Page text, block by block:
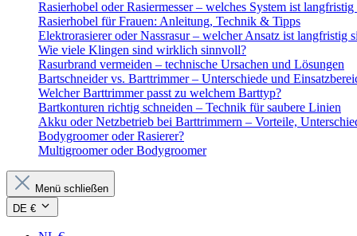
Rasierhobel oder Rasiermesser – welches System ist
Rasierhobel für Frauen: Anleitung, Technik & Tipps
Elektrorasierer oder Nassrasur – welcher Ansatz ist langfristig
Wie viele Klingen sind wirklich sinnvoll?
Rasurbrand vermeiden – technische Ursachen und Lösungen
Bartschneider vs. Barttrimmer – Unterschiede und
Welcher Barttrimmer passt zu welchem Barttyp?
Bartkonturen richtig schneiden – Technik für saubere Linien
Akku oder Netzbetrieb bei Barttrimmern – Vorteile,
Bodygroomer oder Rasierer?
Multigroomer oder Bodygroomer
Menü schließen
DE €